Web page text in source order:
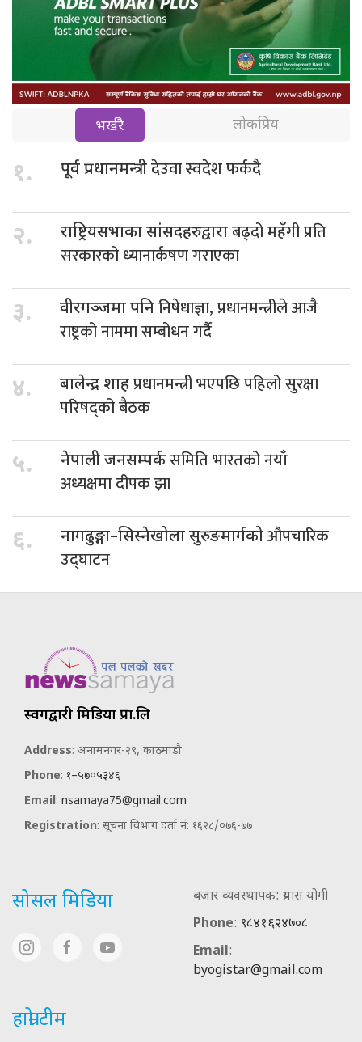
भर्खरै लोकप्रिय
१. पूर्व प्रधानमन्त्रीदेउवा स्वदेश फर्कदै
२. राष्ट्रियसभाका सांसदहरुद्वाराबढ्दो महँगी प्रति
सरकारको ध्यानार्कषण गराएका
३. वीरगञ्जमा पनिनिषेधाज्ञा, प्रधानमन्त्रीले आजै
राष्ट्रको नाममा सम्बोधन गर्दै
४. बालेन्द्र शाहप्रधानमन्त्री भएपछि पहिलो सुरक्षा
परिषद्को बैठक
५. नेपाली जनसम्पर्कसमिति भारतको नयाँ
अध्यक्षमा दीपक झा
६. नागढुङ्गा–सिस्नेखोला सुरुङमार्गकोऔपचारिक
उद्घाटन
स्वर्गद्वारी मिडिया प्रा.लि
Address: अनामनगर-२९, काठमाडौ
Phone: १–५७०५३४६
Email: nsamaya75@gmail.com
Registration: सूचना विभाग दर्ता नं: १६२८/०७६-७७
सोसल मिडिया
बजार व्यवस्थापक: प्रयास योगी
Phone: ९८४१६२४७०८
Email:
byogistar@gmail.com
हाम्रो टीम